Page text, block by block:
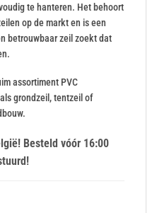
te hanteren. Het behoort
op de markt en is een
betrouwbaar zeil zoekt dat
assortiment PVC
grondzeil, tentzeil of
Besteld vóór 16:00